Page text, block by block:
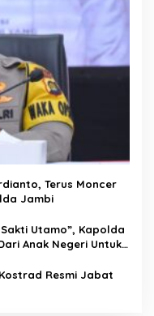
Terus Moncer
Jambi
Utamo”, Kapolda
Anak Negeri Untuk
Resmi Jabat